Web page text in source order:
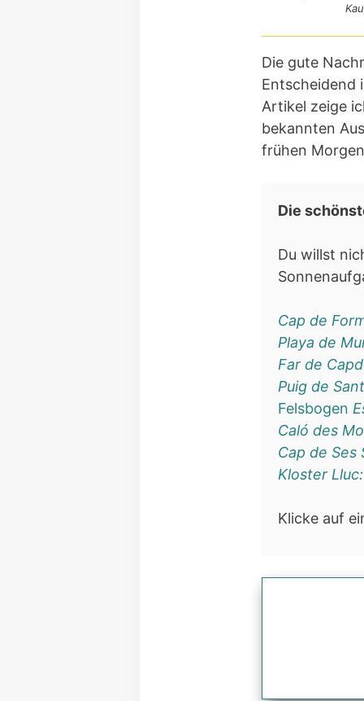
Die gute
Entscheidend
Artikel zeige
bekannten
frühen
Die
Du willst
Cap de
Playa de
Far de
Puig de
Felsbogen
Caló des
Cap de Ses
Kloster Lluc:
Klicke auf